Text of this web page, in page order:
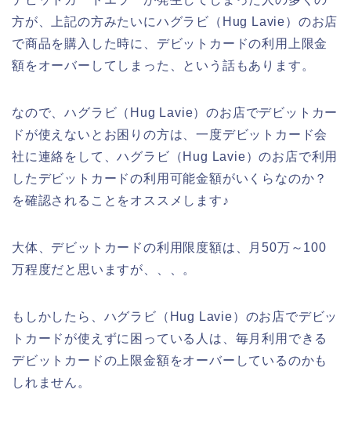
方が、上記の方みたいにハグラビ（Hug Lavie）のお店
で商品を購入した時に、デビットカードの利用上限金
額をオーバーしてしまった、という話もあります。
なので、ハグラビ（Hug Lavie）のお店でデビットカー
ドが使えないとお困りの方は、一度デビットカード会
社に連絡をして、ハグラビ（Hug Lavie）のお店で利用
したデビットカードの利用可能金額がいくらなのか？
を確認されることをオススメします♪
大体、デビットカードの利用限度額は、月50万～100
万程度だと思いますが、、、。
もしかしたら、ハグラビ（Hug Lavie）のお店でデビッ
トカードが使えずに困っている人は、毎月利用できる
デビットカードの上限金額をオーバーしているのかも
しれません。